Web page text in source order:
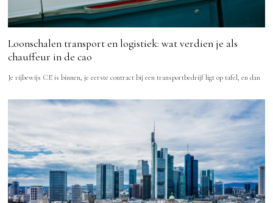
Loonschalen transport en logistiek: wat verdien je als
chauffeur in de cao
Je rijbewijs CE is binnen, je eerste contract bij een transportbedrijf ligt op tafel, en dan